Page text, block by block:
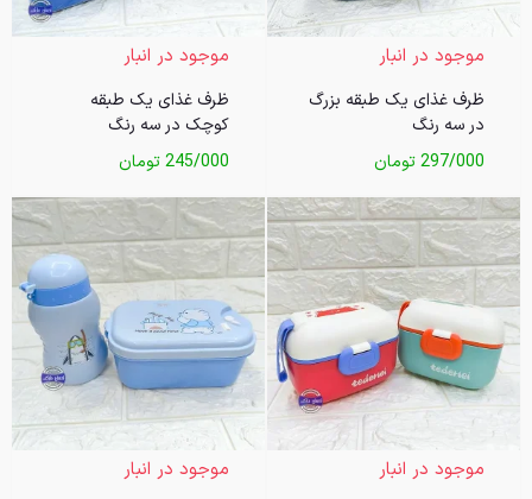
موجود در انبار
ظرف غذای یک طبقه بزرگ
در سه رنگ
297/000تومان
موجود در انبار
ظرف غذای یک طبقه
کوچک در سه رنگ
245/000تومان
موجود در انبار موجود در انبار